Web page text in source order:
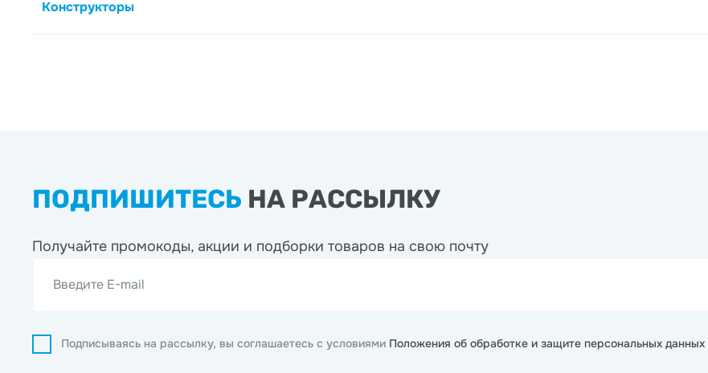
Конструкторы
ПОДПИШИТЕСЬ НА РАССЫЛКУ
Получайте промокоды, акции и подборки товаров на свою почту
Введите E-mail
Подписываясь на рассылку, вы соглашаетесь с условиями Положения об обработке и защите персональных данных